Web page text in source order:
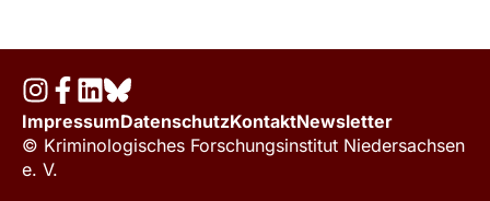
ImpressumDatenschutzKontaktNewsletter
© Kriminologisches Forschungsinstitut Niedersachsen
e. V.